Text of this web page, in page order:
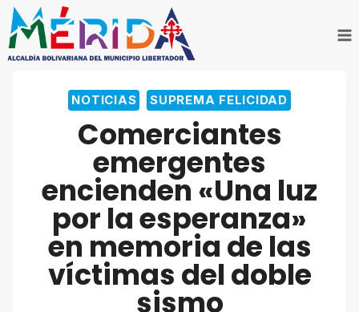
Saltar
contenido
NOTICIAS SUPREMA FELICIDAD
Comerciantes
emergentes
encienden «Una luz
por la esperanza»
en memoria de las
víctimas del doble
sismo